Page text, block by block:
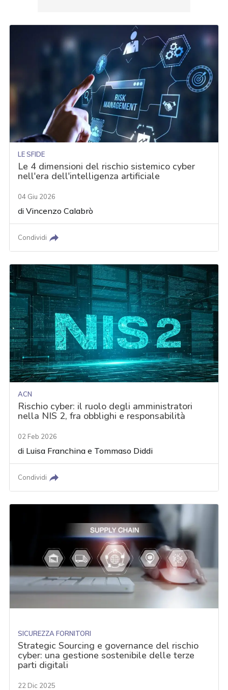
LE SFIDE
Le 4 dimensioni del rischio sistemico cyber
nell'era dell'intelligenza artificiale
04 Giu 2026
diVincenzo Calabrò
Condividi
ACN
Rischio cyber: il ruolo degli amministratori
nella NIS 2, fra obblighi e responsabilità
02 Feb 2026
di Luisa Franchina e Tommaso Diddi
Condividi
SICUREZZA FORNITORI
Strategic Sourcing e governance del rischio
cyber: una gestione sostenibile delle terze
parti digitali
22 Dic 2025